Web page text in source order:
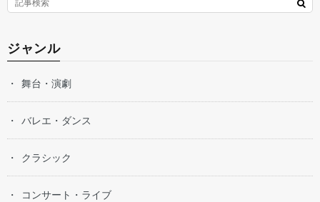
ジャンル
舞台・演劇
バレエ・ダンス
クラシック
コンサート・ライブ